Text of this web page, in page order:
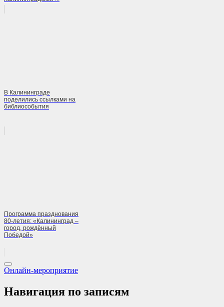
В Калининграде
поделились ссылками на
библиособытия
Программа празднования
80-летия: «Калининград –
город, рождённый
Победой»
Онлайн-мероприятие
Навигация по записям